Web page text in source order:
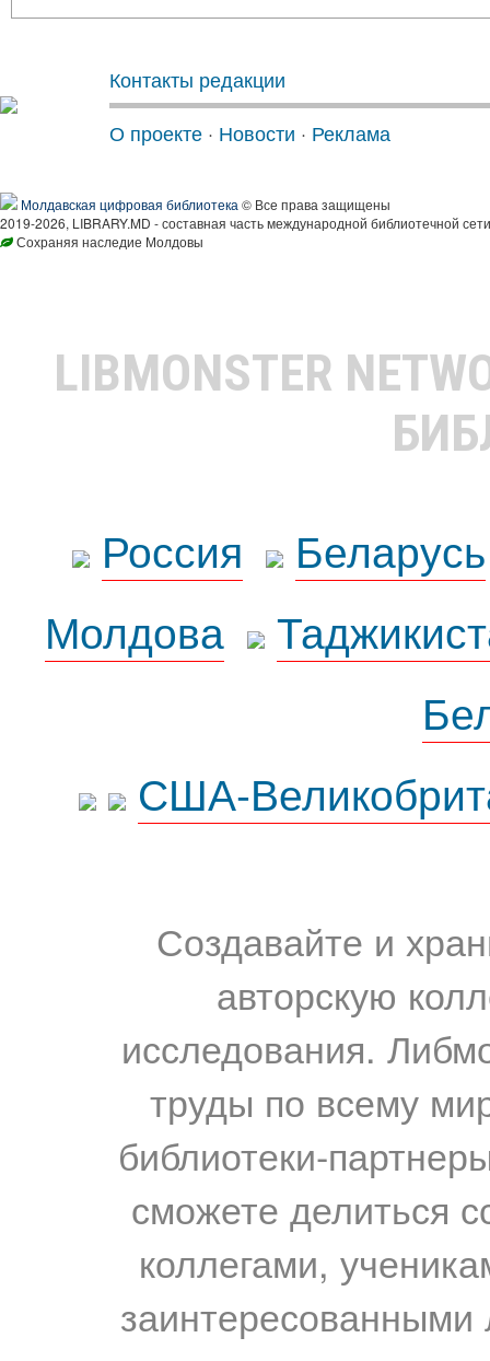
Контакты редакции
О проекте · Новости · Реклама
Молдавская цифровая библиотека © Все права защищены
2019-2026, LIBRARY.MD - составная часть международной библиотечной
Сохраняя наследие Молдовы
LIBMONSTER
Россия
Беларусь
Молдова
США-
Создавайте и
авторскую
исследования.
труды по всему
библиотеки-
сможете делиться
коллегами,